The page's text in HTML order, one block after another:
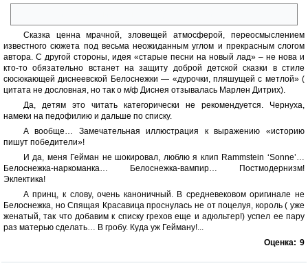
Сказка ценна мрачной, зловещей атмосферой, переосмыслением
известного сюжета под весьма неожиданным углом и прекрасным слогом
автора. С другой стороны, идея «старые песни на новый лад» – не нова и
кто-то обязательно встанет на защиту доброй детской сказки в стиле
сюсюкающей диснеевской Белоснежки — «дурочки, пляшущей с метлой» (
цитата не дословная, но так о м/ф Диснея отзывалась Марлен Дитрих).
Да, детям это читать категорически не рекомендуется. Чернуха,
намеки на педофилию и дальше по списку.
А вообще… Замечательная иллюстрация к выражению «историю
пишут победители»!
И да, меня Гейман не шокировал, люблю я клип Rammstein ‘Sonne’…
Белоснежка-наркоманка… Белоснежка-вампир… Постмодернизм!
Эклектика!
А принц, к слову, очень каноничный. В средневековом оригинале не
Белоснежка, но Спящая Красавица проснулась не от поцелуя, король ( уже
женатый, так что добавим к списку грехов еще и адюльтер!) успел ее пару
раз матерью сделать… В гробу. Куда уж Гейману!...
Оценка: 9